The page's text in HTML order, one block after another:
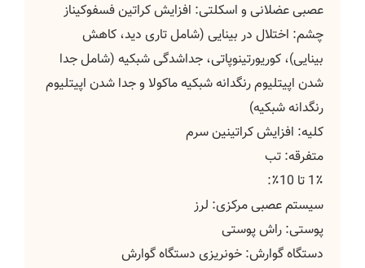
عصبی عضلانی و اسکلتی: افزایش کراتین فسفوکیناز
چشم: اختلال در بینایی (شامل تاری دید، کاهش
بینایی)، کوریورتینوپاتی، جداشدگی شبکیه (شامل جدا
شدن اپیتلیوم رنگدانه شبکیه ماکولا و جدا شدن اپیتلیوم
رنگدانه شبکیه)
کلیه: افزایش کراتینین سرم
متفرقه: تب
سیستم عصبی مرکزی: لرز
پوستی: راش پوستی
دستگاه گوارش: خونریزی دستگاه گوارش